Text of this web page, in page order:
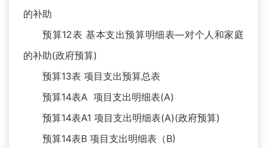
的补助
预算12表 基本支出预算明细表—对个人和家庭
的补助(政府预算)
预算13表 项目支出预算总表
预算14表A 项目支出明细表(A)
预算14表A1 项目支出明细表(A)(政府预算)
预算14表B 项目支出明细表（B)